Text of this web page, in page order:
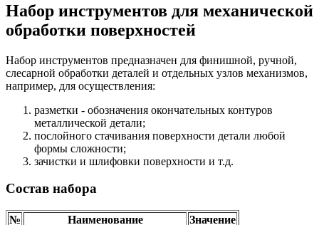
Набор инструментов для механической
обработки поверхностей
Набор инструментов предназначен для финишной, ручной,
слесарной обработки деталей и отдельных узлов механизмов,
например, для осуществления:
разметки - обозначения окончательных контуров
металлической детали;
послойного стачивания поверхности детали любой
формы сложности;
зачистки и шлифовки поверхности и т.д.
Состав набора
№ Наименование
Значение